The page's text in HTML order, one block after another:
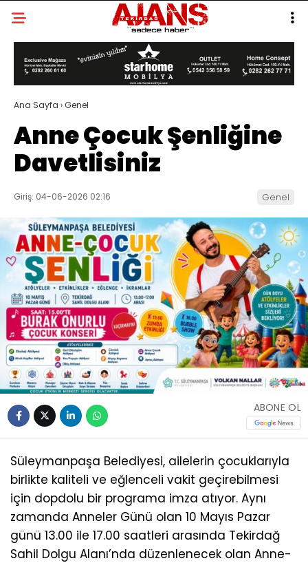
Ana Sayfa ›Genel
Anne Çocuk Şenliğine
Davetlisiniz
Giriş: 04-06-2026 02:16 Genel
ABONE OL
Süleymanpaşa Belediyesi, ailelerin çocuklarıyla
birlikte kaliteli ve eğlenceli vakit geçirebilmesi
için dopdolu bir programa imza atıyor. Aynı
zamanda Anneler Günü olan 10 Mayıs Pazar
günü 13.00 ile 17.00 saatleri arasında Tekirdağ
Sahil Dolgu Alanı’nda düzenlenecek olan Anne-